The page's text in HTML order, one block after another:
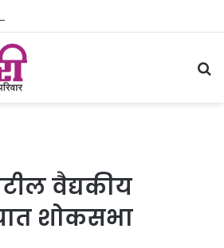
रुग्णाला नवजिवन
वैद्यकीय
शोकसभा